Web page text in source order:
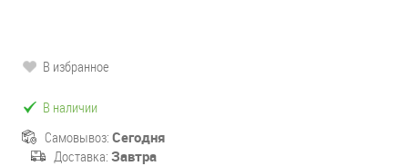
В избранное
В наличии
Самовывоз: Сегодня
Доставка: Завтра